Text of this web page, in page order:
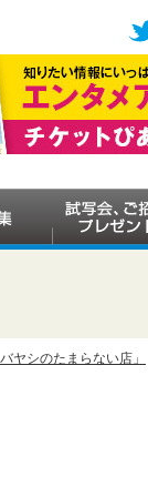
ヤシのたまらない店」